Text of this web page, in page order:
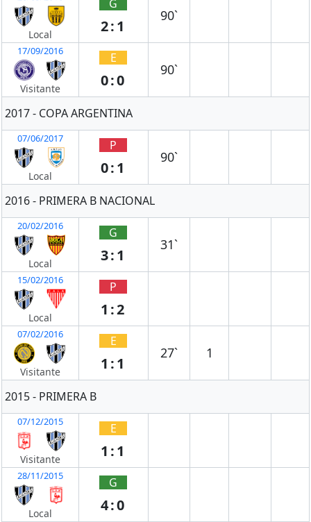
Local
G
2:1
90`
17/09/2016
Visitante
E
0:0
90`
2017 - COPA ARGENTINA
07/06/2017
Local
P
0:1
90`
2016 - PRIMERA B NACIONAL
20/02/2016
Local
G
3:1
31`
15/02/2016
Local
P
1:2
07/02/2016
Visitante
E
1:1
27` 1
2015 - PRIMERA B
07/12/2015
Visitante
E
1:1
28/11/2015
Local
G
4:0